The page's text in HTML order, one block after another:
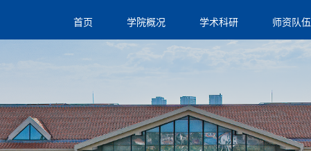
首页 学院概况 学术科研 师资队伍